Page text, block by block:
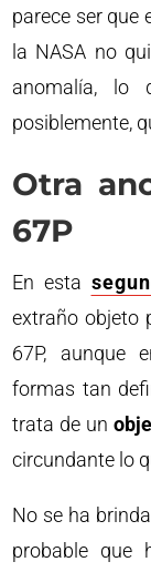
parece ser que
la NASA no
anomalía, lo
posiblemente,
Otra
67P
En esta
extraño objeto
67P, aunque
formas tan
trata de un
circundante lo
No se ha
probable que